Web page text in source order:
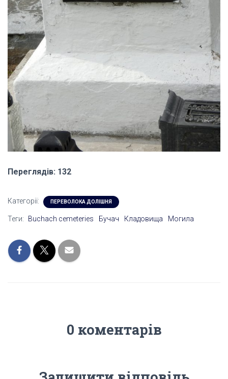
Переглядів: 132
Категорії: ПЕРЕВОЛОКА ДОЛІШНЯ
Теги: Buchach cemeteries Бучач Кладовища Могила
0 коментарів